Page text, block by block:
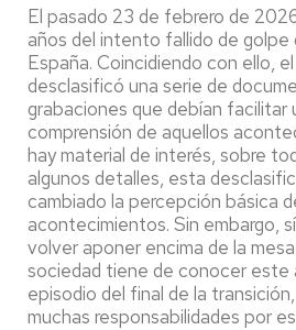
El pasado 23 de febrero de
años del intento fallido de golpe
España. Coincidiendo con ello,
desclasificó una serie de
grabaciones que debían facilitar
comprensión de aquellos
hay material de interés, sobre
algunos detalles, esta
cambiado la percepción básica
acontecimientos. Sin embargo,
volver aponer encima de la
sociedad tiene de conocer este
episodio del final de la
muchas responsabilidades por